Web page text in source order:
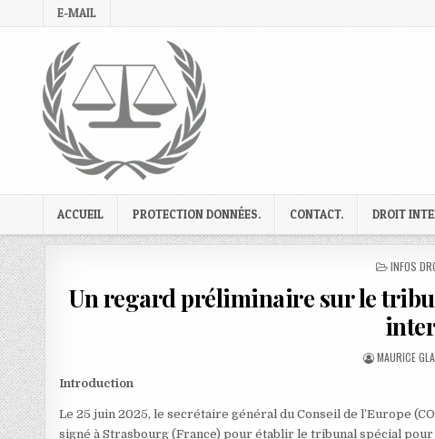
to
E-MAIL
ACCUEIL PROTECTION DONNÉES. CONTACT. DROIT
POSTED
INFOS
Un regard préliminaire sur le
AUTHOR:
MAURICE
Introduction
Le 25 juin 2025, le secrétaire général du Conseil de l’Europe
signé à Strasbourg (France) pour établir le tribunal spécial